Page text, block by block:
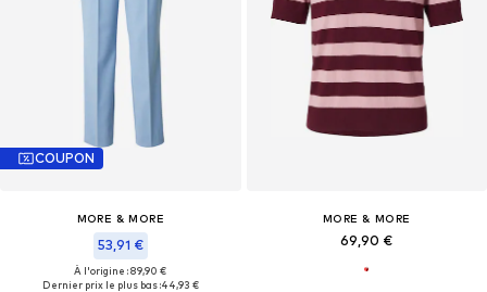
COUPON
MORE & MORE
53,91 €
À l'origine : 89,90 €
Dernier prix le plus bas :44,93 €
MORE & MORE
69,90 €